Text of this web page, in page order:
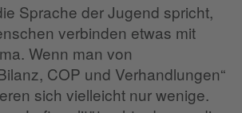
Sprache der Jugend spricht,
verbinden etwas mit
Wenn man von
COP und Verhandlungen“
sich vielleicht nur wenige.